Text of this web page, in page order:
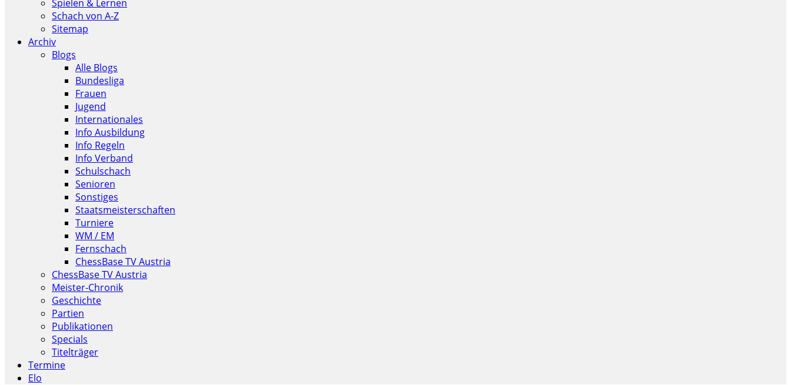
Spielen & Lernen
Schach von A-Z
Sitemap
Archiv
Blogs
Alle Blogs
Bundesliga
Frauen
Jugend
Internationales
Info Ausbildung
Info Regeln
Info Verband
Schulschach
Senioren
Sonstiges
Staatsmeisterschaften
Turniere
WM / EM
Fernschach
ChessBase TV Austria
ChessBase TV Austria
Meister-Chronik
Geschichte
Partien
Publikationen
Specials
Titelträger
Termine
Elo